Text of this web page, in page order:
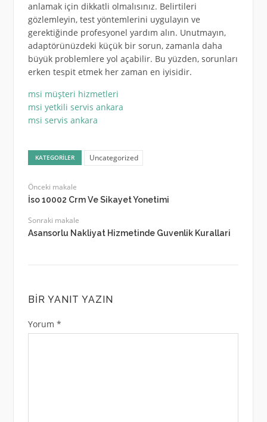
anlamak için dikkatli olmalısınız. Belirtileri
gözlemleyin, test yöntemlerini uygulayın ve
gerektiğinde profesyonel yardım alın. Unutmayın,
adaptörünüzdeki küçük bir sorun, zamanla daha
büyük problemlere yol açabilir. Bu yüzden, sorunları
erken tespit etmek her zaman en iyisidir.
msi müşteri hizmetleri
msi yetkili servis ankara
msi servis ankara
KATEGORILER Uncategorized
Önceki makale
İso 10002 Crm Ve Sikayet Yonetimi
Sonraki makale
Asansorlu Nakliyat Hizmetinde Guvenlik Kurallari
BIR YANIT YAZIN
Yorum *